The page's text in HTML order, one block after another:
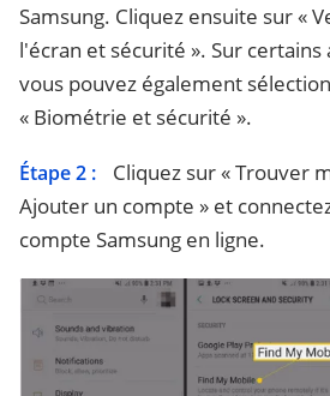
Samsung. Cliquez ensuite sur «
l'écran et sécurité ». Sur certains
vous pouvez également
« Biométrie et sécurité ».
Étape 2 :
Cliquez sur « Trouver
Ajouter un compte » et
compte Samsung en ligne.